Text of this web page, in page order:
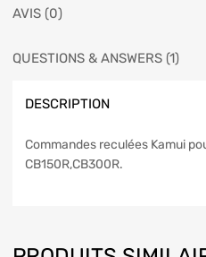
AVIS (0)
QUESTIONS & ANSWERS (1)
DESCRIPTION
Commandes reculées Kamui
CB150R,CB300R.